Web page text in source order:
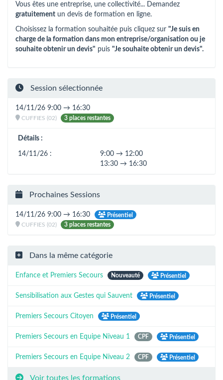
Vous êtes une entreprise, une collectivité... Demandez
gratuitement un devis de formation en ligne.
Choisissez la formation souhaitée puis cliquez sur "Je suis en
charge de la formation dans mon entreprise/organisation ou je
souhaite obtenir un devis" puis "Je souhaite obtenir un devis".
Session sélectionnée
14/11/26 9:00 → 16:30
CUFFIES (02) 3 places restantes
Détails :
14/11/26 :
9:00 → 12:00
13:30 → 16:30
Prochaines Sessions
14/11/26 9:00 → 16:30
Présentiel
CUFFIES (02)
3 places restantes
Dans la même catégorie
Enfance et Premiers Secours Nouveauté Présentiel
Sensibilisation aux Gestes qui Sauvent Présentiel
Premiers Secours Citoyen Présentiel
Premiers Secours en Equipe Niveau 1 CPF Présentiel
Premiers Secours en Equipe Niveau 2 CPF Présentiel
Voir toutes les formations